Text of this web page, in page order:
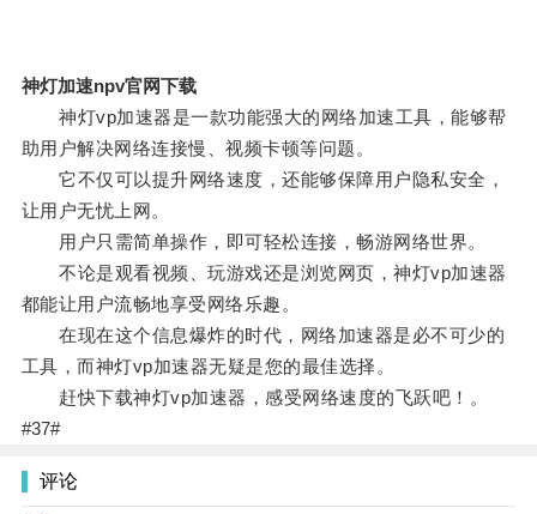
神灯加速npv官网下载
神灯vp加速器是一款功能强大的网络加速工具，能够帮
助用户解决网络连接慢、视频卡顿等问题。
它不仅可以提升网络速度，还能够保障用户隐私安全，
让用户无忧上网。
用户只需简单操作，即可轻松连接，畅游网络世界。
不论是观看视频、玩游戏还是浏览网页，神灯vp加速器
都能让用户流畅地享受网络乐趣。
在现在这个信息爆炸的时代，网络加速器是必不可少的
工具，而神灯vp加速器无疑是您的最佳选择。
赶快下载神灯vp加速器，感受网络速度的飞跃吧！。
#37#
评论